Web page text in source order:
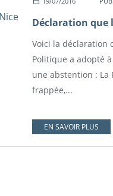
Voici la déclaration
Politique a adopté
une abstention : La
frappée,...
EN SAVOIR PLUS